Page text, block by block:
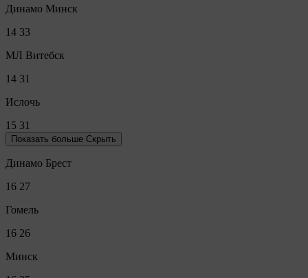
Динамо Минск
14 33
МЛ Витебск
14 31
Ислочь
15 31
Показать больше Скрыть
Динамо Брест
16 27
Гомель
16 26
Минск